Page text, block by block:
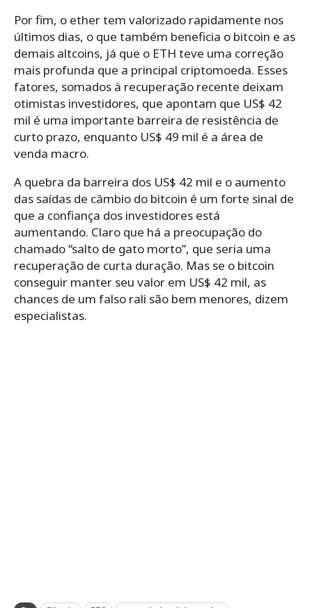
Por fim, o ether tem valorizado rapidamente nos
últimos dias, o que também beneficia o bitcoin e as
demais altcoins, já que o ETH teve uma correção
mais profunda que a principal criptomoeda. Esses
fatores, somados à recuperação recente deixam
otimistas investidores, que apontam que US$ 42
mil é uma importante barreira de resistência de
curto prazo, enquanto US$ 49 mil é a área de
venda macro.
A quebra da barreira dos US$ 42 mil e o aumento
das saídas de câmbio do bitcoin é um forte sinal de
que a confiança dos investidores está
aumentando. Claro que há a preocupação do
chamado “salto de gato morto”, que seria uma
recuperação de curta duração. Mas se o bitcoin
conseguir manter seu valor em US$ 42 mil, as
chances de um falso rali são bem menores, dizem
especialistas.